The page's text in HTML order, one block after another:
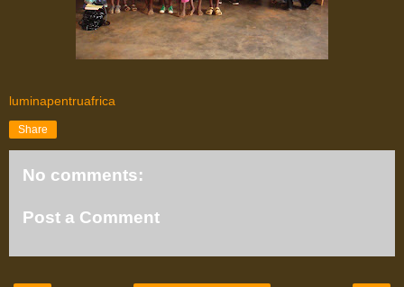
luminapentruafrica
Share
No comments:
Post a Comment